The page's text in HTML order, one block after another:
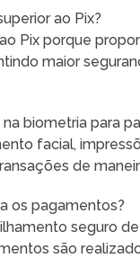
ao Pix?
Pix porque
maior
biometria para
facial,
de
os pagamentos?
seguro
são